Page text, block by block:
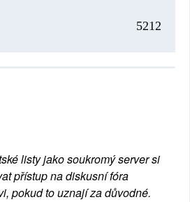
5212
listy jako soukromý server si
přístup na diskusní fóra
pokud to uznají za důvodné.